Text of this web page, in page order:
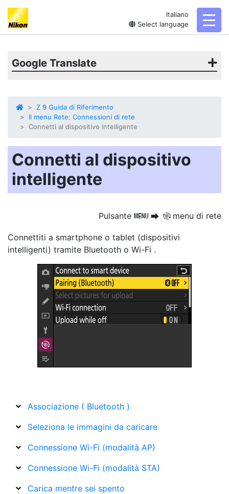
Italiano
Select language
Google Translate
Z 9 Guida di Riferimento
Il menu Rete: Connessioni di rete
Connetti al dispositivo intelligente
Connetti al dispositivo
intelligente
Pulsante G U F menu di rete
Connettiti a smartphone o tablet (dispositivi
intelligenti) tramite Bluetooth o Wi-Fi .
Associazione ( Bluetooth )
Seleziona le immagini da caricare
Connessione Wi-Fi (modalità AP)
Connessione Wi-Fi (modalità STA)
Carica mentre sei spento